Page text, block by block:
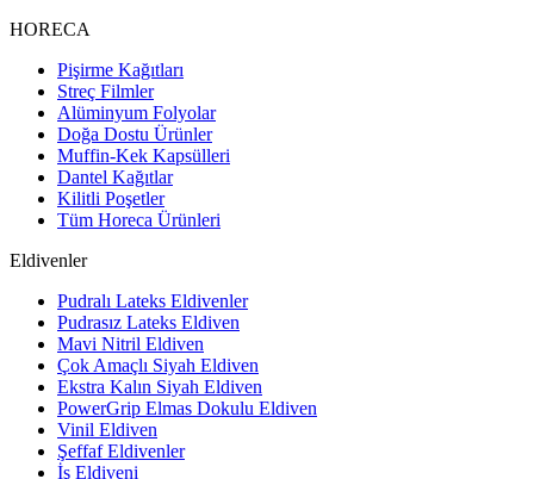
HORECA
Pişirme Kağıtları
Streç Filmler
Alüminyum Folyolar
Doğa Dostu Ürünler
Muffin-Kek Kapsülleri
Dantel Kağıtlar
Kilitli Poşetler
Tüm Horeca Ürünleri
Eldivenler
Pudralı Lateks Eldivenler
Pudrasız Lateks Eldiven
Mavi Nitril Eldiven
Çok Amaçlı Siyah Eldiven
Ekstra Kalın Siyah Eldiven
PowerGrip Elmas Dokulu Eldiven
Vinil Eldiven
Şeffaf Eldivenler
İş Eldiveni